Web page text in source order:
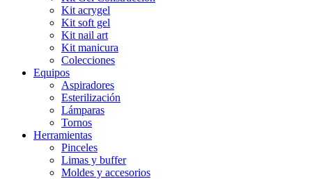
Kit acrygel
Kit soft gel
Kit nail art
Kit manicura
Colecciones
Equipos
Aspiradores
Esterilización
Lámparas
Tornos
Herramientas
Pinceles
Limas y buffer
Moldes y accesorios